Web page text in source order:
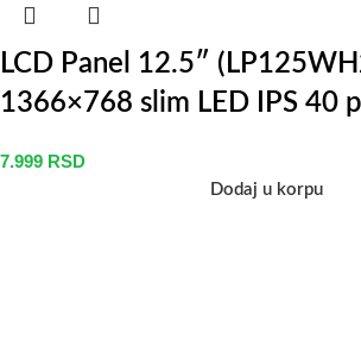
LCD Panel 12.5″
1366×768 slim LED IPS 40
7.999 RSD
Dodaj u korpu